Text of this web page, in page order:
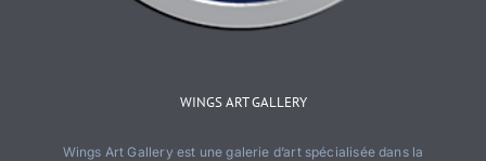
WINGS ART GALLERY
Wings Art Gallery est une galerie d’art spécialisée dans la